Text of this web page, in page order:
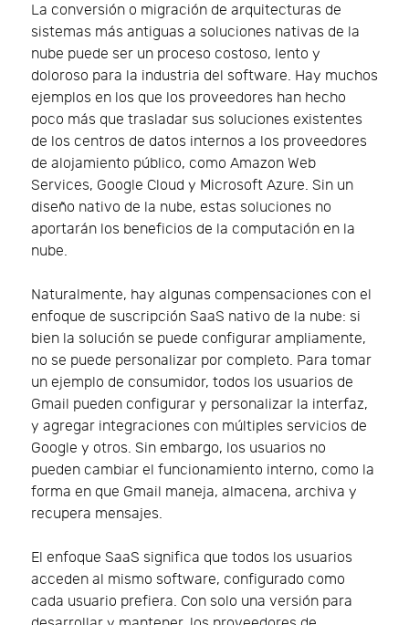
La conversión o migración de arquitecturas de
sistemas más antiguas a soluciones nativas de la
nube puede ser un proceso costoso, lento y
doloroso para la industria del software. Hay muchos
ejemplos en los que los proveedores han hecho
poco más que trasladar sus soluciones existentes
de los centros de datos internos a los proveedores
de alojamiento público, como Amazon Web
Services, Google Cloud y Microsoft Azure. Sin un
diseño nativo de la nube, estas soluciones no
aportarán los beneficios de la computación en la
nube.
Naturalmente, hay algunas compensaciones con el
enfoque de suscripción SaaS nativo de la nube: si
bien la solución se puede configurar ampliamente,
no se puede personalizar por completo. Para tomar
un ejemplo de consumidor, todos los usuarios de
Gmail pueden configurar y personalizar la interfaz,
y agregar integraciones con múltiples servicios de
Google y otros. Sin embargo, los usuarios no
pueden cambiar el funcionamiento interno, como la
forma en que Gmail maneja, almacena, archiva y
recupera mensajes.
El enfoque SaaS significa que todos los usuarios
acceden al mismo software, configurado como
cada usuario prefiera. Con solo una versión para